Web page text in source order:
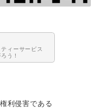
ィーサービス
う！
利侵害である